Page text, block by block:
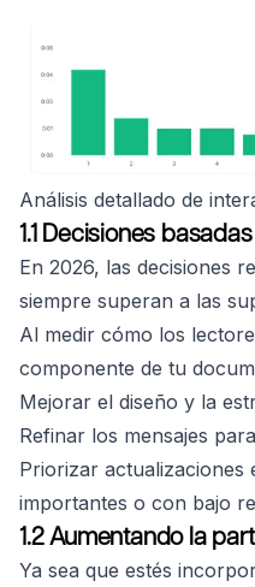
Análisis detallado de
1.1 Decisiones
En 2026, las decisiones
siempre superan a las
Al medir cómo los
componente de tu
Mejorar el diseño y la
Refinar los mensajes
Priorizar actualizaciones
importantes o con bajo
1.2 Aumentando la
Ya sea que estés